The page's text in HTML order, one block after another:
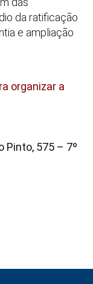
da ratificação
e ampliação
organizar a
Pinto, 575 – 7º